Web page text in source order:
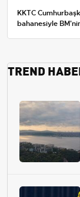
KKTC
bahanesiyle
TREND